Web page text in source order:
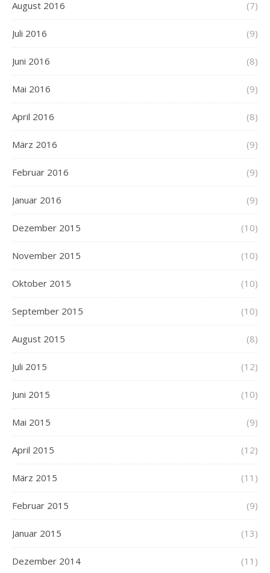
August 2016 (7)
Juli 2016 (9)
Juni 2016 (8)
Mai 2016 (9)
April 2016 (8)
März 2016 (9)
Februar 2016 (9)
Januar 2016 (9)
Dezember 2015 (10)
November 2015 (10)
Oktober 2015 (10)
September 2015 (10)
August 2015 (8)
Juli 2015 (12)
Juni 2015 (10)
Mai 2015 (9)
April 2015 (12)
März 2015 (11)
Februar 2015 (9)
Januar 2015 (13)
Dezember 2014 (11)